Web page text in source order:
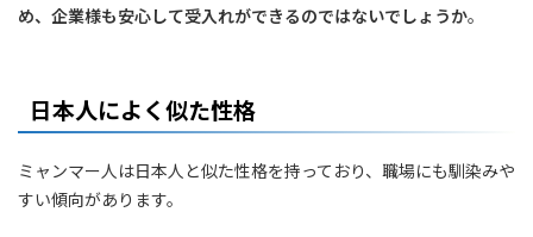
め、企業様も安心して受入れができるのではないでしょうか。
日本人によく似た性格
ミャンマー人は日本人と似た性格を持っており、職場にも馴染みや
すい傾向があります。